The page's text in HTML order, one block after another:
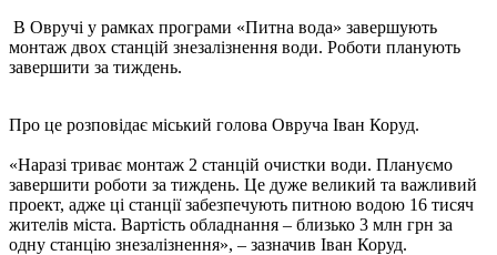
В Овручі у рамках програми «Питна вода» завершують
монтаж двох станцій знезалізнення води. Роботи планують
завершити за тиждень.
Про це розповідає міський голова Овруча Іван Коруд.
«Наразі триває монтаж 2 станцій очистки води. Плануємо
завершити роботи за тиждень. Це дуже великий та важливий
проект, адже ці станції забезпечують питною водою 16 тисяч
жителів міста. Вартість обладнання – близько 3 млн грн за
одну станцію знезалізнення», – зазначив Іван Коруд.